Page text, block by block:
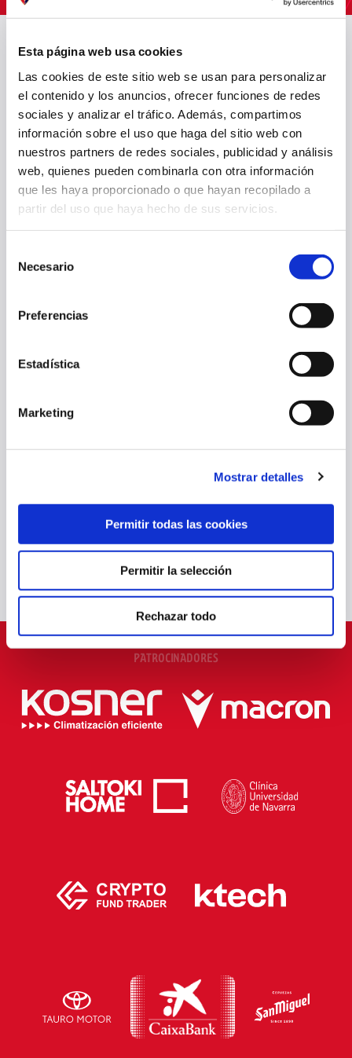
Esta página web usa cookies
Las cookies de este sitio web se usan para personalizar
el contenido y los anuncios, ofrecer funciones de redes
sociales y analizar el tráfico. Además, compartimos
información sobre el uso que haga del sitio web con
nuestros partners de redes sociales, publicidad y análisis
web, quienes pueden combinarla con otra información
que les haya proporcionado o que hayan recopilado a
partir del uso que haya hecho de sus servicios.
Necesario
Preferencias
Estadística
Marketing
Mostrar detalles
Permitir todas las cookies
Permitir la selección
Rechazar todo
EL LUNES SE PONDRÁN A LA VENTA LAS ENTRADAS PARA EL
OSASUNA - LEVANTE
PRIMER EQUIPO 07 ago. 2026
OSASUNA COMPLETA LA ÚLTIMA SESIÓN ANTES DE MEDIRSE AL
PATROCINADORES